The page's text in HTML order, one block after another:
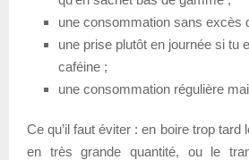
une consommation sans excès
une prise plutôt en journée si tu
caféine ;
une consommation régulière
Ce qu’il faut éviter : en boire trop
en très grande quantité, ou le